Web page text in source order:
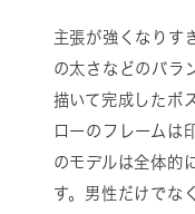
主張が強くなりす
の太さなどのバラ
描いて完成したボ
ローのフレームは
のモデルは全体的
す。男性だけでな